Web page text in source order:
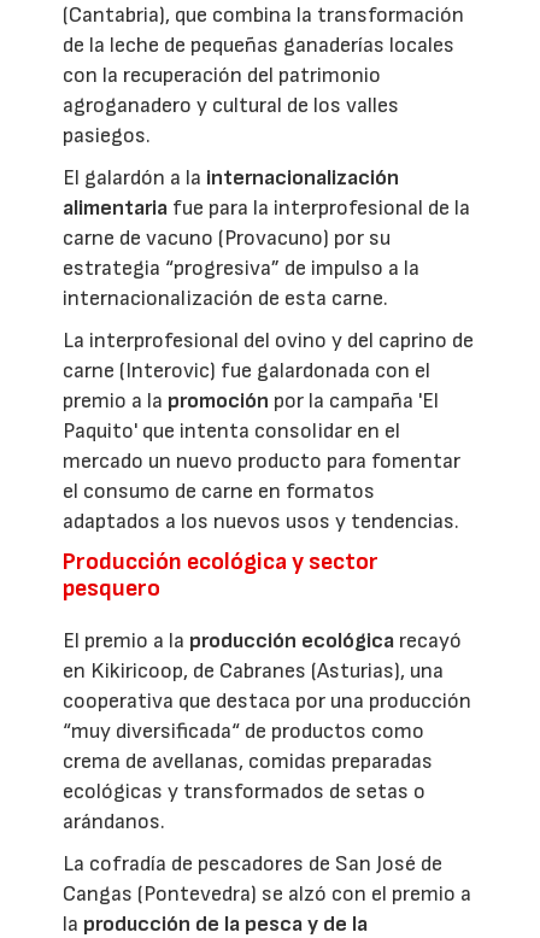
(Cantabria), que combina la transformación
de la leche de pequeñas ganaderías locales
con la recuperación del patrimonio
agroganadero y cultural de los valles
pasiegos.
El galardón a la internacionalización
alimentaria fue para la interprofesional de la
carne de vacuno (Provacuno) por su
estrategia “progresiva” de impulso a la
internacionalización de esta carne.
La interprofesional del ovino y del caprino de
carne (Interovic) fue galardonada con el
premio a la promoción por la campaña 'El
Paquito' que intenta consolidar en el
mercado un nuevo producto para fomentar
el consumo de carne en formatos
adaptados a los nuevos usos y tendencias.
Producción ecológica y sector
pesquero
El premio a la producción ecológica recayó
en Kikiricoop, de Cabranes (Asturias), una
cooperativa que destaca por una producción
“muy diversificada“ de productos como
crema de avellanas, comidas preparadas
ecológicas y transformados de setas o
arándanos.
La cofradía de pescadores de San José de
Cangas (Pontevedra) se alzó con el premio a
la producción de la pesca y de la